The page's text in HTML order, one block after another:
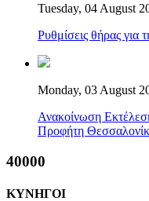
Tuesday, 04 August
Ρυθμίσεις θήρας για
Monday, 03 August
Ανακοίνωση
Προφήτη
40000
ΚΥΝΗΓΟΙ